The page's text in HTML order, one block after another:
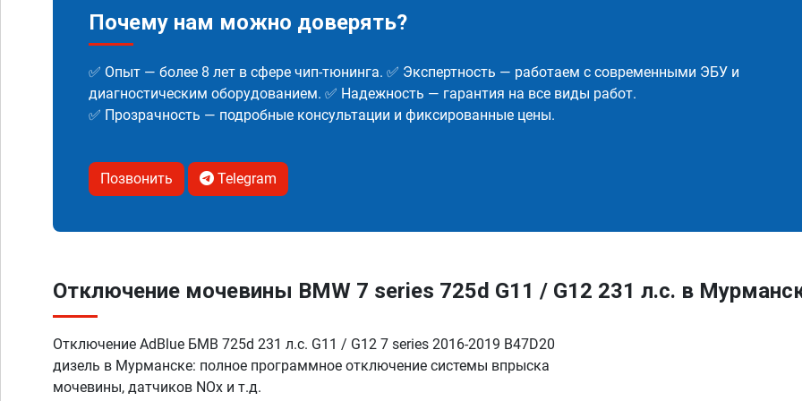
Почему нам можно доверять?
✅ Опыт — более 8 лет в сфере чип-тюнинга. ✅ Экспертность — работаем с современными ЭБУ и
диагностическим оборудованием. ✅ Надежность — гарантия на все виды работ.
✅ Прозрачность — подробные консультации и фиксированные цены.
Позвонить Telegram
Отключение мочевины BMW 7 series 725d G11 / G12 231 л.с. в
Отключение AdBlue БМВ 725d 231 л.с. G11 / G12 7 series 2016-2019 B47D20
дизель в Мурманске: полное программное отключение системы впрыска
мочевины, датчиков NOx и т.д.